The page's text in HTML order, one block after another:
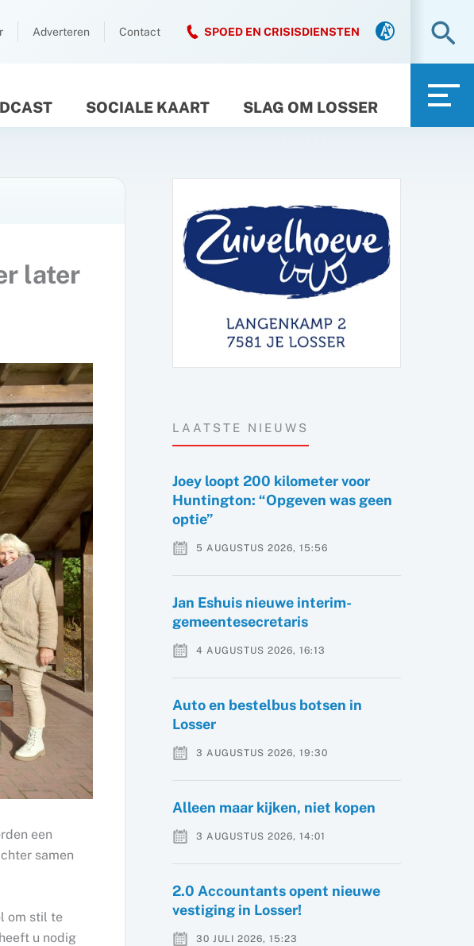
Adverteren Contact SPOED EN CRISISDIENSTEN
SOCIALE KAART SLAG OM LOSSER
later
een
samen
om stil te
u nodig
LAATSTE NIEUWS
Joey loopt 200 kilometer voor
Huntington: “Opgeven was geen
optie”
5 AUGUSTUS 2026, 15:56
Jan Eshuis nieuwe interim-
gemeentesecretaris
4 AUGUSTUS 2026, 16:13
Auto en bestelbus botsen in
Losser
3 AUGUSTUS 2026, 19:30
Alleen maar kijken, niet kopen
3 AUGUSTUS 2026, 14:01
2.0 Accountants opent nieuwe
vestiging in Losser!
30 JULI 2026, 15:23